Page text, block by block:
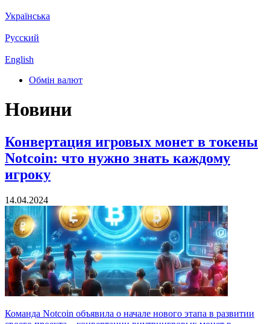
Українська
Русский
English
Обмін валют
Новини
Конвертация игровых монет в токены
Notcoin: что нужно знать каждому
игроку
14.04.2024
Команда Notcoin объявила о начале нового этапа в развитии